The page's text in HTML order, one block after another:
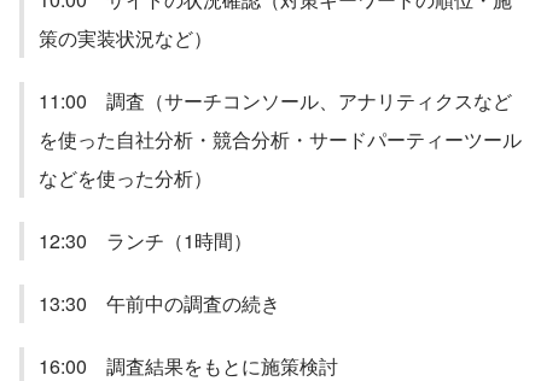
策の実装状況など）
11:00　調査（サーチコンソール、アナリティクスなど
を使った自社分析・競合分析・サードパーティーツール
などを使った分析）
12:30　ランチ（1時間）
13:30　午前中の調査の続き
16:00　調査結果をもとに施策検討